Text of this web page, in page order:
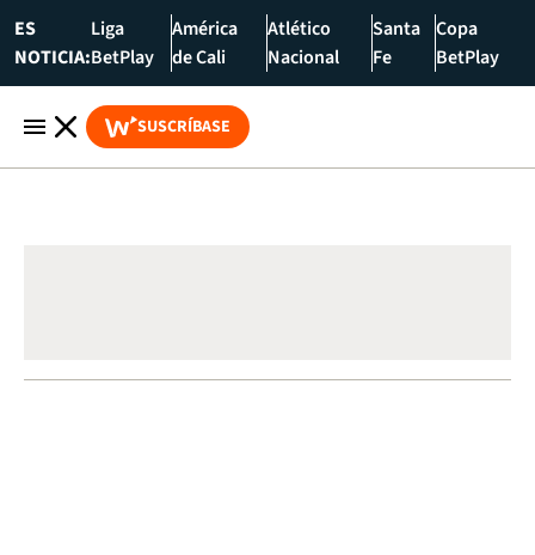
ES
NOTICIA:
Liga
BetPlay
América
de Cali
Atlético
Nacional
Santa
Fe
Copa
BetPlay
SUSCRÍBASE